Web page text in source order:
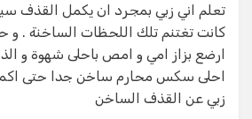
تعلم اني زبي بمجرد ان يكمل القذف
كانت تغتنم تلك اللحظات الساخنة .
ارضع بزاز امي و امص باحلى شهوة و
احلى سكس محارم ساخن جدا حتى
زبي عن القذف الساخن